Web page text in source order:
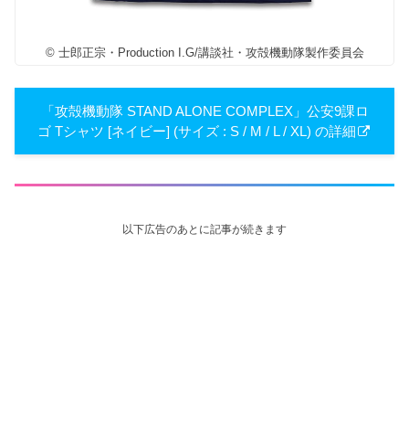
© 士郎正宗・Production I.G/講談社・攻殻機動隊製作委員会
「攻殻機動隊 STAND ALONE COMPLEX」公安9課ロ
ゴ Tシャツ [ネイビー] (サイズ : S / M / L / XL) の詳細
以下広告のあとに記事が続きます